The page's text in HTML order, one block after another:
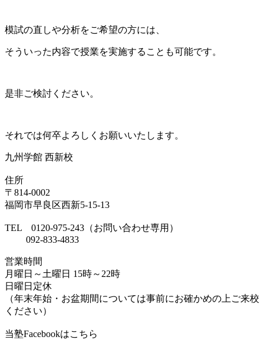
模試の直しや分析をご希望の方には、
そういった内容で授業を実施することも可能です。
是非ご検討ください。
それでは何卒よろしくお願いいたします。
九州学館 西新校
住所
〒814-0002
福岡市早良区西新5-15-13
TEL 0120-975-243（お問い合わせ専用）
092-833-4833
営業時間
月曜日～土曜日 15時～22時
日曜日定休
（年末年始・お盆期間については事前にお確かめの上ご来校
ください）
当塾Facebookはこちら